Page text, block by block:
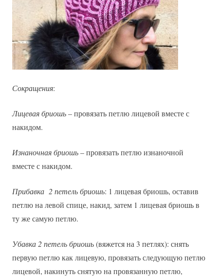
Сокращения:
Лицевая бриошь– провязать петлю лицевой вместе с
накидом.
Изнаночная бриошь– провязать петлю изнаночной
вместе с накидом.
Прибавка 2 петель бриошь: 1 лицевая бриошь, оставив
петлю на левой спице, накид, затем 1 лицевая бриошь в
ту же самую петлю.
Убавка 2 петель бриошь(вяжется на 3 петлях): снять
первую петлю как лицевую, провязать следующую петлю
лицевой, накинуть снятую на провязанную петлю,